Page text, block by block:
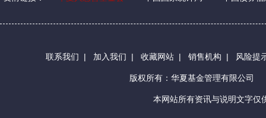
联系我们 | 加入我们 | 收藏网站 | 销售机构 | 风险提
版权所有：华夏基金管理有限公司
本网站所有资讯与说明文字仅